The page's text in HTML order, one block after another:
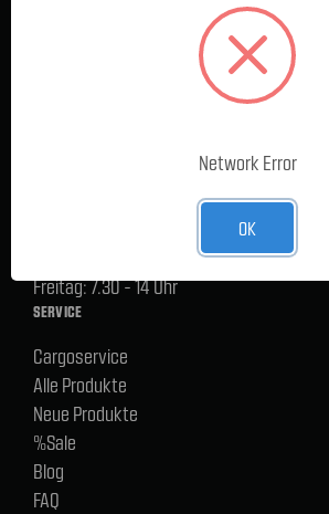
FRAGEN & HILFE
Lager Lauenstein (Warenabholungen):
Montag - Donnerstag: 7.30 - 15 Uhr
Freitag: 7.30 - 14 Uhr
SERVICE
Cargoservice
Alle Produkte
Neue Produkte
%Sale
Blog
FAQ
Network Error
OK